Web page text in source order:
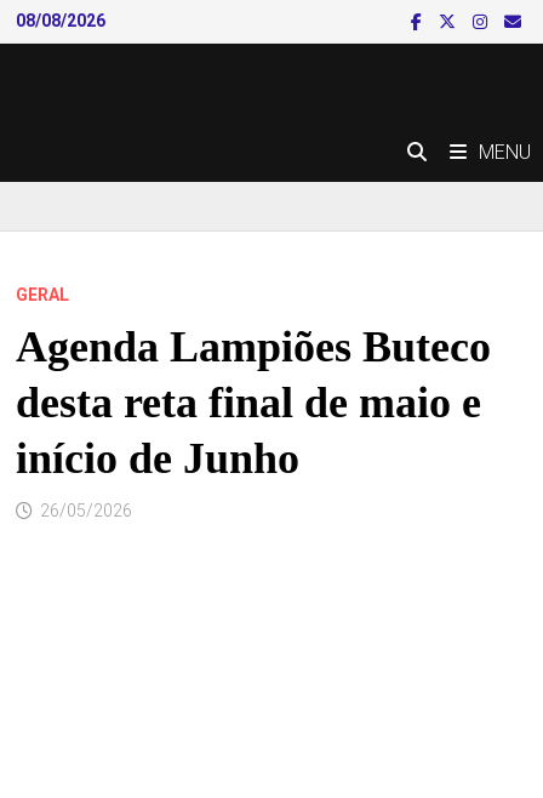
Skip
to
08/08/2026
MENU
GERAL
Agenda Lampiões Buteco
desta reta final de maio e
início de Junho
26/05/2026